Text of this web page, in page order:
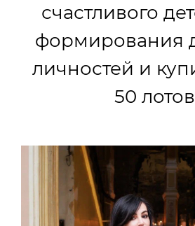
счастливого
формирования
личностей и
50